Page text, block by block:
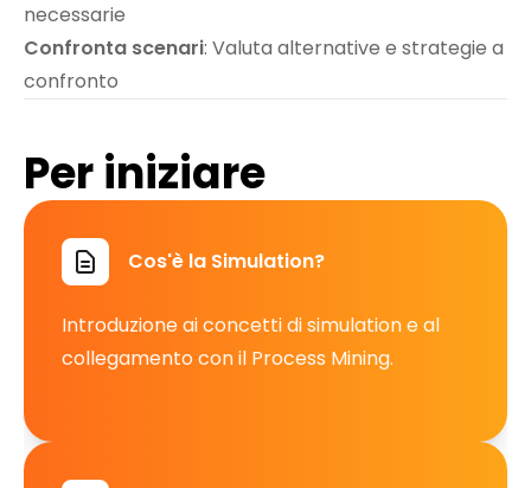
necessarie
Confronta scenari: Valuta alternative e strategie a
confronto
Per iniziare
Cos'è la Simulation?
Introduzione ai concetti di simulation e al
collegamento con il Process Mining.